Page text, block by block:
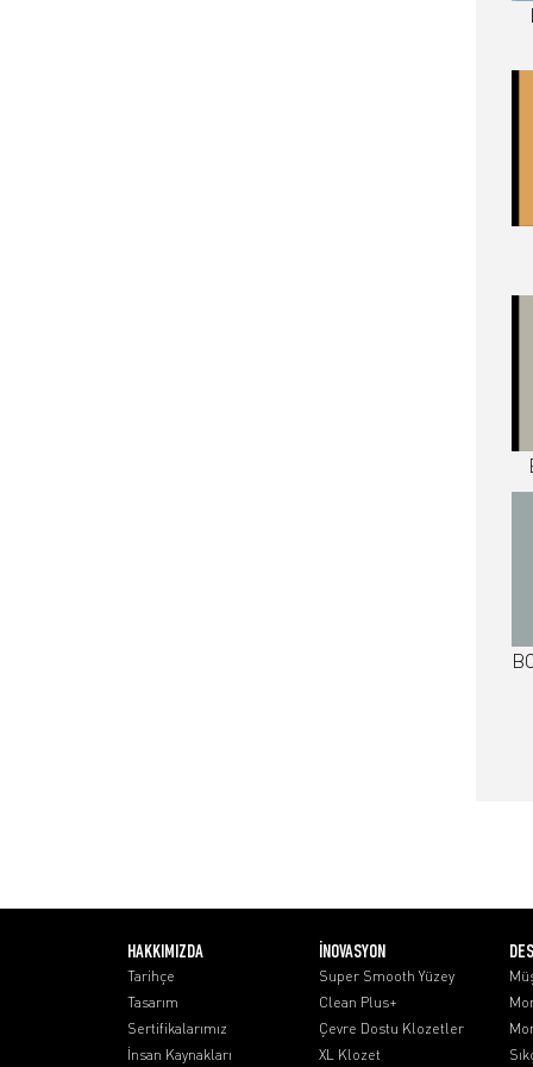
HAKKIMIZDA
Tarihçe
Tasarım
Sertifikalarımız
İnsan Kaynakları
İNOVASYON
Super Smooth Yüzey
Clean Plus+
Çevre Dostu Klozetler
XL Klozet